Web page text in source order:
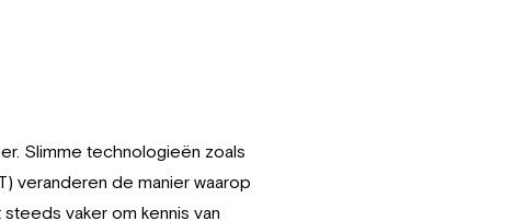
Slimme technologieën zoals
veranderen de manier waarop
vaker om kennis van